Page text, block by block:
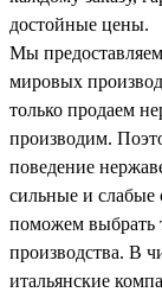
достойные цены.
Мы
мировых
только продаем
производим.
поведение
сильные и
поможем выбрать
производства. В
итальянские